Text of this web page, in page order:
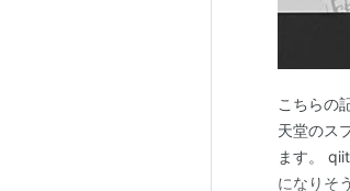
こちらの
天堂のス
ます。
になりそ